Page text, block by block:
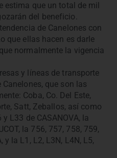
estima que un total de mil
del beneficio.
de Canelones con
que ellas hacen es darle
normalmente la vigencia
y líneas de transporte
que son las
Coba, Co. Del Este,
Satt, Zeballos, así como
L33 de CASANOVA, la
la 756, 757, 758, 759,
y la L1, L2, L3N, L4N, L5,